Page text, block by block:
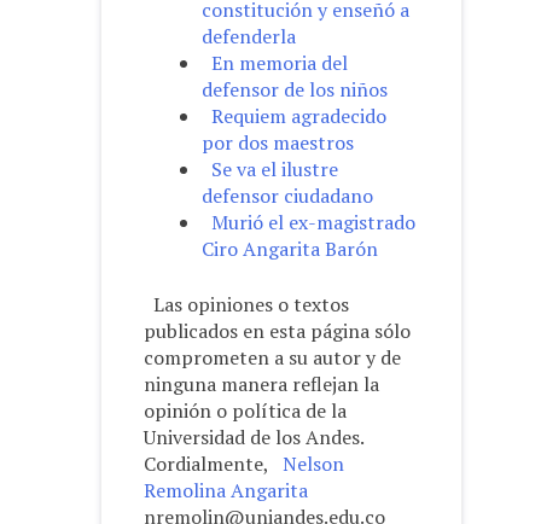
constitución y enseñó a
defenderla
En memoria del
defensor de los niños
Requiem agradecido
por dos maestros
Se va el ilustre
defensor ciudadano
Murió el ex-magistrado
Ciro Angarita Barón
Las opiniones o textos
publicados en esta página sólo
comprometen a su autor y de
ninguna manera reflejan la
opinión o política de la
Universidad de los Andes.
Cordialmente, Nelson
Remolina Angarita
nremolin@uniandes.edu.co